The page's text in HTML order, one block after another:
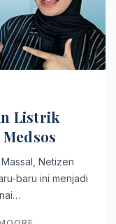
Listrik
Netizen
baru ini menjadi